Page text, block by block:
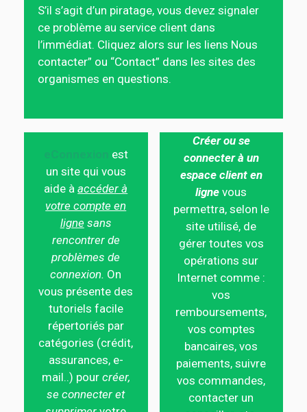
S’il s’agit d’un piratage, vous devez signaler
ce problème au service client dans
l’immédiat. Cliquez alors sur les liens Nous
contacter” ou “Contact” dans les sites des
organismes en questions.
est
un site qui vous
aide àaccéder à
votre compte en
ligne sans
rencontrer de
problèmes de
connexion. On
vous présente des
tutoriels facile
répertoriés par
catégories (crédit,
assurances, e-
mail..) pour créer,
se connecter et
Créer ou se
connecter à un
espace client en
ligne vous
permettra, selon le
site utilisé, de
gérer toutes vos
opérations sur
Internet comme :
vos
remboursements,
vos comptes
bancaires, vos
paiements, suivre
vos commandes,
contacter un